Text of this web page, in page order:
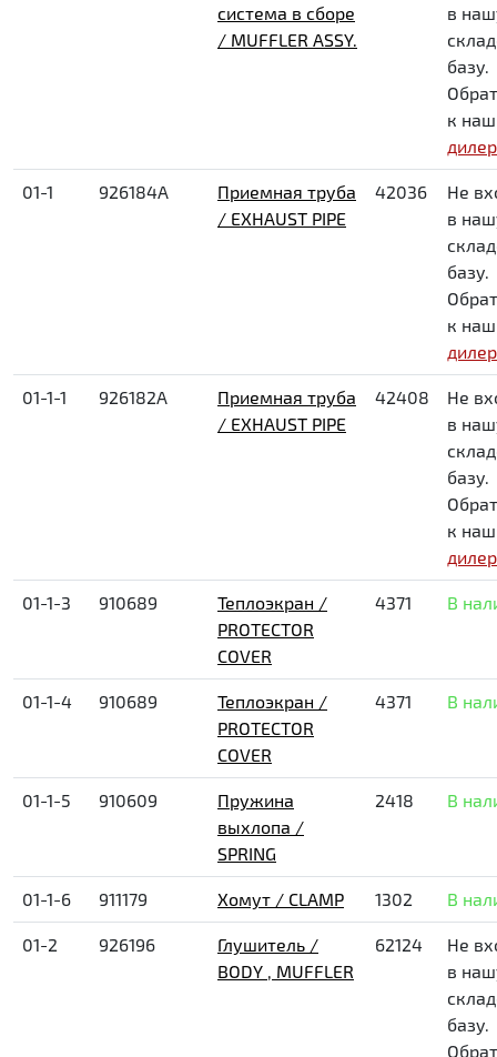
система в сборе
/ MUFFLER ASSY.
в
базу.
к
01-1 926184A
Приемная труба
/ EXHAUST PIPE
42036
Не
в
базу.
к
01-1-1 926182A
Приемная труба
/ EXHAUST PIPE
42408
Не
в
базу.
к
01-1-3 910689
Теплоэкран /
PROTECTOR
COVER
4371 В
01-1-4 910689
Теплоэкран /
PROTECTOR
COVER
4371 В
01-1-5 910609
Пружина
выхлопа /
SPRING
2418 В
01-1-6 911179 Хомут / CLAMP 1302 В
01-2 926196
Глушитель /
BODY , MUFFLER
62124
Не
в
базу.